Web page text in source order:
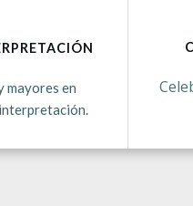
mayores en